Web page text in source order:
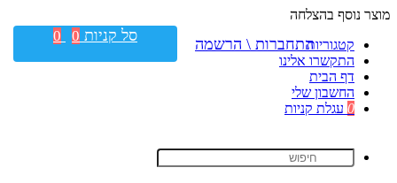
מוצר נוסף בהצלחה
קטגוריות
התקשרו אלינו
דף הבית
החשבון שלי
0 עגלת קניות
התחברות \ הרשמה סל קניות 0
0